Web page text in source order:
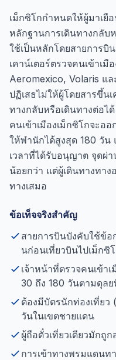
เม็กซิโกกำหนดให้ผู้มาเยื
หลักฐานการเดินทางกลับ
ใช้เป็นหลักโดยสายการบิ
เคาน์เตอร์ตรวจคนเข้าเ
Aeromexico, Volaris แล
ปฏิเสธไม่ให้ผู้โดยสารขึ้น
ทางกลับหรือเดินทางต่อไ
คนเข้าเมืองเม็กซิโกจะอ
ให้พำนักได้สูงสุด 180 วัน
เวลาที่ได้รับอนุญาต จุดผ่
น้อยกว่า แต่ผู้เดินทางทา
ทางเสมอ
ข้อเท็จจริงสำคัญ
สายการบินบังคับใช้ข้อ
นก่อนเที่ยวบินไปเม็กซิ
เจ้าหน้าที่ตรวจคนเข้า
30 ถึง 180 วันตามดุล
ต้องมีบัตรนักท่องเที่ยว
วันในเขตชายแดน
ผู้ถือตั๋วเที่ยวเดียวมักถู
การเข้าทางพรมแดนท